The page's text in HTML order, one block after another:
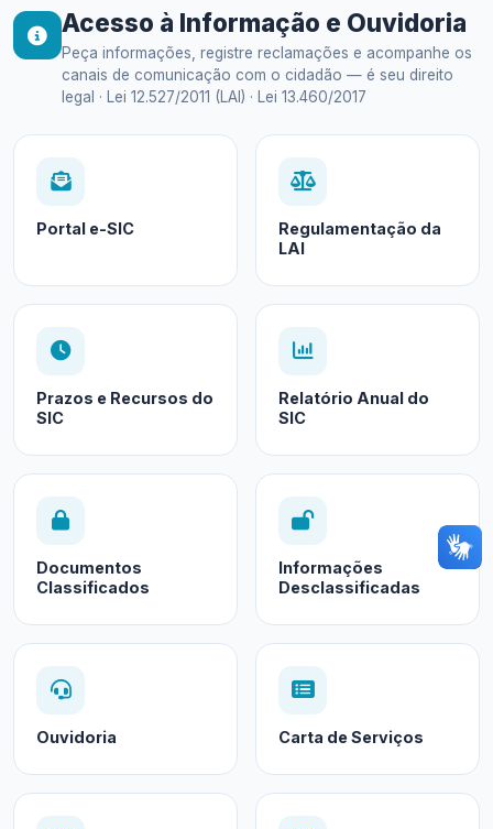
Acesso à Informação e Ouvidoria
Peça informações, registre reclamações e acompanhe os
canais de comunicação com o cidadão — é seu direito
legal · Lei 12.527/2011 (LAI) · Lei 13.460/2017
Portal e-SIC
Regulamentação da
LAI
Prazos e Recursos do
SIC
Relatório Anual do
SIC
Documentos
Classificados
Informações
Desclassificadas
Ouvidoria Carta de Serviços